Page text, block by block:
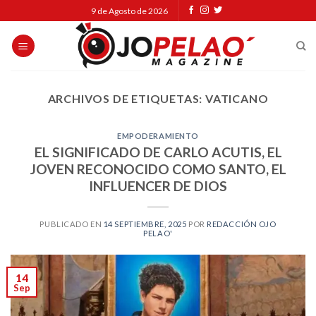
to
content
9 de Agosto de 2026
ARCHIVOS DE ETIQUETAS: VATICANO
EMPODERAMIENTO
EL SIGNIFICADO DE CARLO ACUTIS, EL
JOVEN RECONOCIDO COMO SANTO, EL
INFLUENCER DE DIOS
PUBLICADO EN 14 SEPTIEMBRE, 2025 POR REDACCIÓN OJO
PELAO'
14
Sep